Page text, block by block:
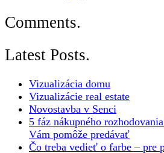
Comments.
Latest Posts.
Vizualizácia domu
Vizualizácie real estate
Novostavba v Senci
5 fáz nákupného
Vám pomôže predávať
Čo treba vedieť o farbe – pre